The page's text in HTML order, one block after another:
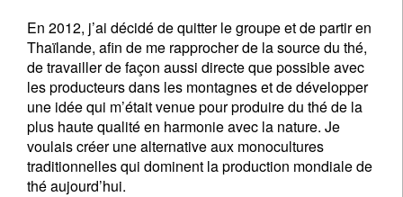
En 2012, j’ai décidé de quitter le groupe et de partir en
Thaïlande, afin de me rapprocher de la source du thé,
de travailler de façon aussi directe que possible avec
les producteurs dans les montagnes et de développer
une idée qui m’était venue pour produire du thé de la
plus haute qualité en harmonie avec la nature. Je
voulais créer une alternative aux monocultures
traditionnelles qui dominent la production mondiale de
thé aujourd’hui.